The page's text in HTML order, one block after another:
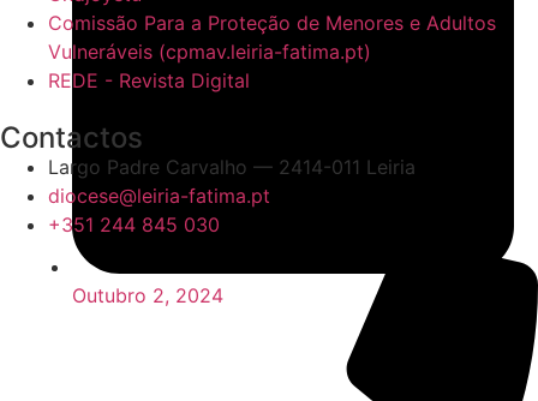
Outubro 2, 2024
Comissão Para a Proteção de Menores e Adultos
Vulneráveis (cpmav.leiria-fatima.pt)
REDE - Revista Digital
Contactos
Largo Padre Carvalho — 2414-011 Leiria
diocese@leiria-fatima.pt
+351 244 845 030